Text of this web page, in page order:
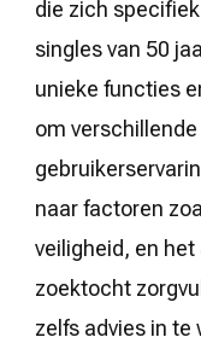
die zich
singles van 50
unieke functies
om
naar factoren
veiligheid, en
zoektocht
zelfs advies in te